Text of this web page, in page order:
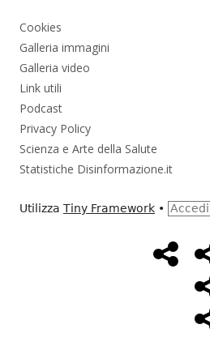
Cookies
Galleria immagini
Galleria video
Link utili
Podcast
Privacy Policy
Scienza e Arte della Salute
Statistiche Disinformazione.it
Utilizza Tiny Framework • Accedi
MenùHome
Page